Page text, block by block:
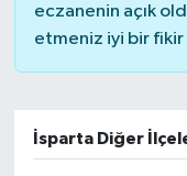
eczanenin açık
etmeniz iyi bir fikir
İsparta Diğer